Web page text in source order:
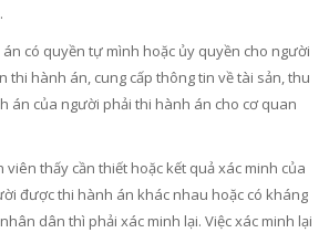
có quyền tự mình hoặc ủy quyền cho người
thi hành án, cung cấp thông tin về tài sản, thu
án của người phải thi hành án cho cơ quan
thấy cần thiết hoặc kết quả xác minh của
được thi hành án khác nhau hoặc có kháng
dân thì phải xác minh lại. Việc xác minh lại